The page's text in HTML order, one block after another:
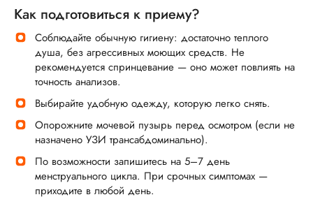
Как подготовиться к приему?
Соблюдайте обычную гигиену: достаточно теплого
душа, без агрессивных моющих средств. Не
рекомендуется спринцевание — оно может повлиять на
точность анализов.
Выбирайте удобную одежду, которую легко снять.
Опорожните мочевой пузырь перед осмотром (если не
назначено УЗИ трансабдоминально).
По возможности запишитесь на 5–7 день
менструального цикла. При срочных симптомах —
приходите в любой день.